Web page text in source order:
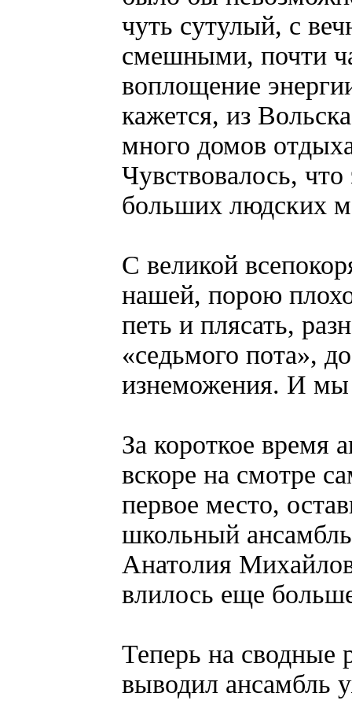
чуть сутулый, с
смешными, почти
воплощение
кажется, из
много домов
Чувствовалось,
больших людских
С великой
нашей, порою
петь и плясать,
«седьмого пота»,
изнеможения. И мы
За короткое время
вскоре на смотре
первое место,
школьный
Анатолия
влилось еще
Теперь на сводные
выводил ансамбль